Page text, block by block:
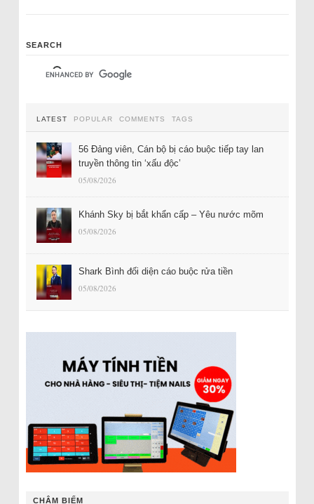
SEARCH
LATEST POPULAR COMMENTS TAGS
56 Đảng viên, Cán bộ bị cáo buộc tiếp tay lan
truyền thông tin ‘xấu độc’
05/08/2026
Khánh Sky bị bắt khẩn cấp – Yêu nước mõm
05/08/2026
Shark Bình đối diện cáo buộc rửa tiền
05/08/2026
CHÂM BIẾM